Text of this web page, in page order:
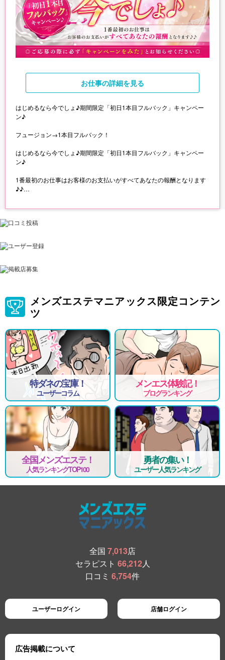
お仕事の詳細を見る
はじめるなら今でしょ♪期間限定「初日1本目フルバック」キャンペー
ン♪
フュージョン→1本目フルバック！
はじめるなら今でしょ♪期間限定「初日1本目フルバック」キャンペー
ン♪
1番最初のお仕事はお客様のお支払いがすべてあなたの報酬となります
♪♪
◎ご応募の際に必ず「キャンペーンをみた」とお知らせください◎
メンズエステマニアックス限定コンテン
ツ
特ダネの宝庫！
ユーザーコラム
メンエス体験記！
ブログランキング
全国メンズエステ！
人気ランキングTOP100
勇者の集い！
ユーザー人気ランキング
全国 7,013店
セラピスト 66,212人
口コミ 6,754件
ユーザーログイン 店舗ログイン
広告掲載について